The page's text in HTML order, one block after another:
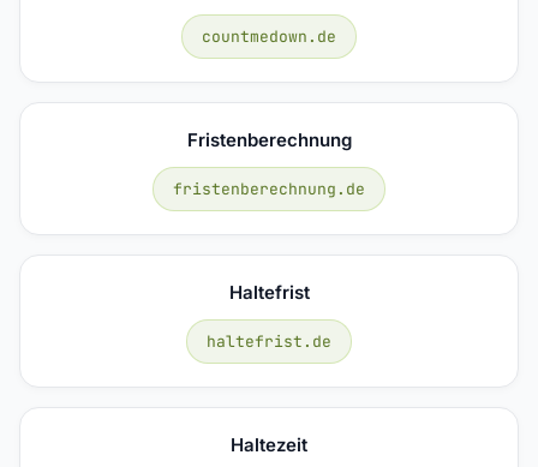
countmedown.de
Fristenberechnung
fristenberechnung.de
Haltefrist
haltefrist.de
Haltezeit